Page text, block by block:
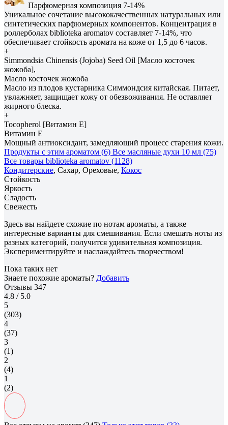
Парфюмерная композиция 7-14%
Уникальное сочетание высококачественных натуральных или
синтетических парфюмерных компонентов. Концентрация в
роллерболах biblioteka aromatov составляет 7-14%, что
обеспечивает стойкость аромата на коже от 1,5 до 6 часов.
+
Simmondsia Сhinensis (Jojoba) Seed Oil [Масло косточек
жожоба],
Масло косточек жожоба
Масло из плодов кустарника Симмондсия китайская. Питает,
увлажняет, защищает кожу от обезвоживания. Не оставляет
жирного блеска.
+
Tocopherol [Витамин E]
Витамин E
Мощный антиоксидант, замедляющий процесс старения кожи.
Продукты с этим ароматом (6) Все масляные духи 10 мл (75)
Все товары biblioteka aromatov (1128)
Кондитерские, Сахар, Ореховые, Кокос
Стойкость
Яркость
Сладость
Свежесть
Здесь вы найдете схожие по нотам ароматы, а также
интересные варианты для смешивания. Если смешать ноты из
разных категорий, получится удивительная композиция.
Экспериментируйте и наслаждайтесь творчеством!
Пока таких нет
Знаете похожие ароматы? Добавить
Отзывы 347
4.8 / 5.0
5
(303)
4
(37)
3
(1)
2
(4)
1
(2)